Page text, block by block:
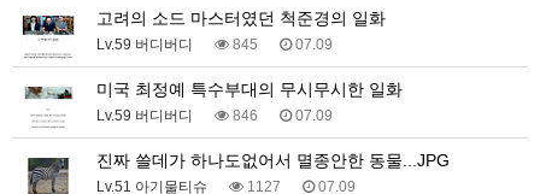
고려의 소드 마스터였던 척준경의 일화
Lv.59 버디버디 845 07.09
미국 최정예 특수부대의 무시무시한 일화
Lv.59 버디버디 846 07.09
진짜 쓸데가 하나도없어서 멸종안한 동물...JPG
Lv.51 아기물티슈 1127 07.09